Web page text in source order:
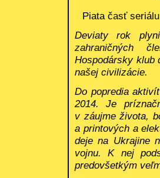
Piata časť
Deviaty rok
zahraničných
Hospodársky klub
našej civilizácie.
Do popredia
2014. Je
v záujme života,
a printových a
deje na Ukrajine
vojnu. K nej
predovšetkým